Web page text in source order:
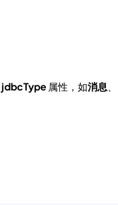
jdbcType 属性，如消息